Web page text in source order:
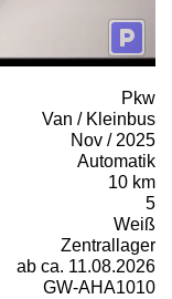
Pkw
Van / Kleinbus
Nov / 2025
Automatik
10 km
5
Weiß
Zentrallager
ab ca. 11.08.2026
GW-AHA1010